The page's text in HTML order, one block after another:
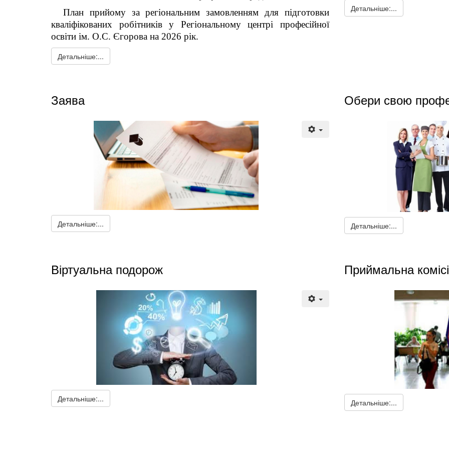
План прийому за регіональним замовленням для підготовки
кваліфікованих робітників у Регіональному центрі професійної
освіти ім. О.С. Єгорова на 2026 рік.
Детальніше:...
Детальніше:...
Заява
Детальніше:...
Обери свою
Детальніше:...
Віртуальна подорож
Детальніше:...
Приймальна
Детальніше:...